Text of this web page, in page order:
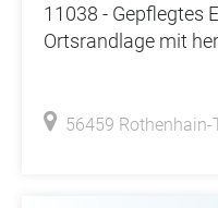
11038 - Gepflegtes
Ortsrandlage mit
56459 Rothenhain-